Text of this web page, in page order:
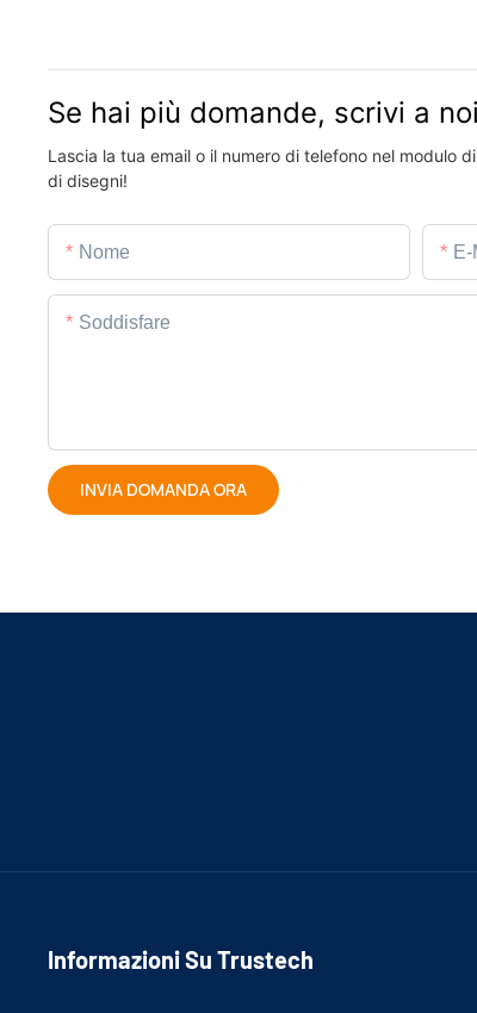
Se hai più domande, scrivi a noi
Lascia la tua email o il numero di telefono nel
di disegni!
Nome E-
Soddisfare
INVIA DOMANDA ORA
Informazioni Su Trustech